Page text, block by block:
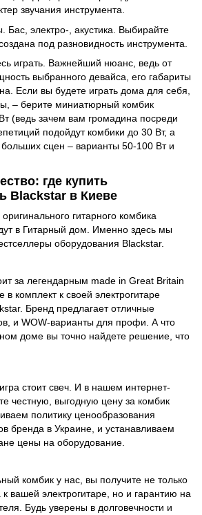
звучания инструмента.
Бас, электро-, акустика. Выбирайте
под разновидность инструмента.
играть. Важнейший нюанс, ведь от
выбранного девайса, его габариты
Если вы будете играть дома для себя,
– берите миниатюрный комбик
(ведь зачем вам громадина посреди
подойдут комбики до 30 Вт, а
сцен – варианты 50-100 Вт и
где купить
Blackstar в Киеве
гитарного комбика
в Гитарный дом. Именно здесь мы
оборудования Blackstar.
за легендарным made in Great Britain
в комплект к своей электрогитаре
Бренд предлагает отличные
и WOW-варианты для профи. А что
доме вы точно найдете решение, что
стоит свеч. И в нашем интернет-
честную, выгодную цену за комбик
политику ценообразования
бренда в Украине, и устанавливаем
цены на оборудование.
комбик у нас, вы получите не только
к вашей электрогитаре, но и гарантию на
Будь уверены в долговечности и